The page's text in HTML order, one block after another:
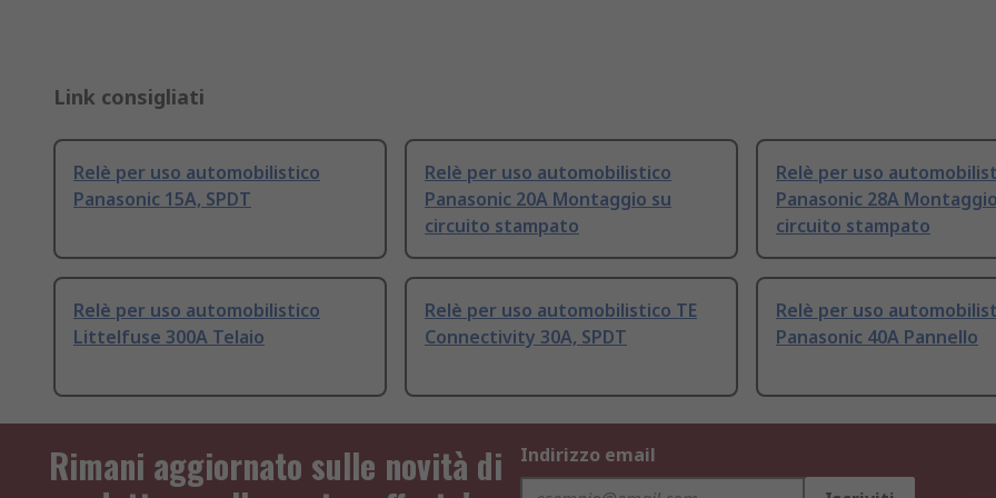
Link consigliati
Relè per uso automobilistico
Panasonic 15A, SPDT
Relè per uso automobilistico
Panasonic 20A Montaggio su
circuito stampato
Relè per uso
Panasonic 28A
circuito stampato
Relè per uso automobilistico
Littelfuse 300A Telaio
Relè per uso automobilistico TE
Connectivity 30A, SPDT
Relè per uso
Panasonic 40A Pannello
Rimani aggiornato sulle novità di
Indirizzo email